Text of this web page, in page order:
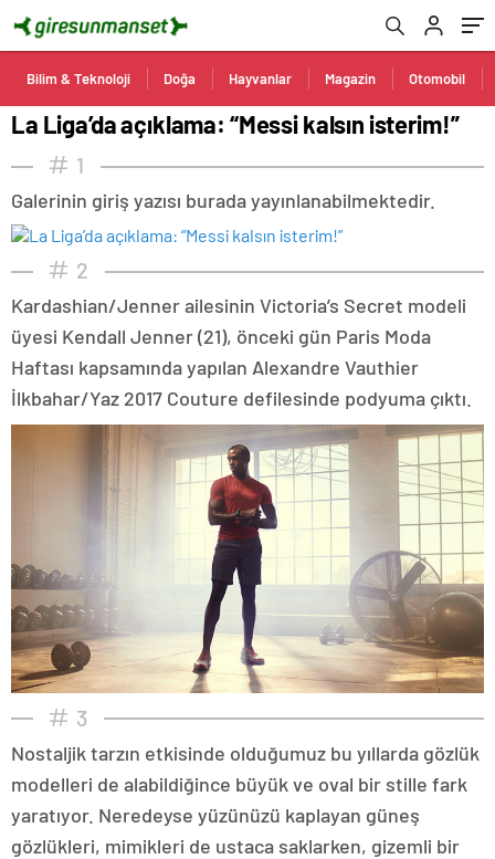
Bilim & Teknoloji Doğa Hayvanlar Magazin Otomobil
La Liga’da açıklama: “Messi kalsın isterim!”
1
Galerinin giriş yazısı burada yayınlanabilmektedir.
2
Kardashian/Jenner ailesinin Victoria’s Secret modeli
üyesi Kendall Jenner (21), önceki gün Paris Moda
Haftası kapsamında yapılan Alexandre Vauthier
İlkbahar/Yaz 2017 Couture defilesinde podyuma çıktı.
3
Nostaljik tarzın etkisinde olduğumuz bu yıllarda gözlük
modelleri de alabildiğince büyük ve oval bir stille fark
yaratıyor. Neredeyse yüzünüzü kaplayan güneş
gözlükleri, mimikleri de ustaca saklarken, gizemli bir